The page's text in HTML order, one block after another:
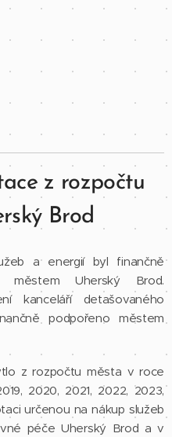
z rozpočtu
Brod
a energií byl finančně
městem Uherský Brod.
kanceláří detašovaného
podpořeno městem
z rozpočtu města v roce
2020, 2021, 2022, 2023,
určenou na nákup služeb
péče Uherský Brod a v